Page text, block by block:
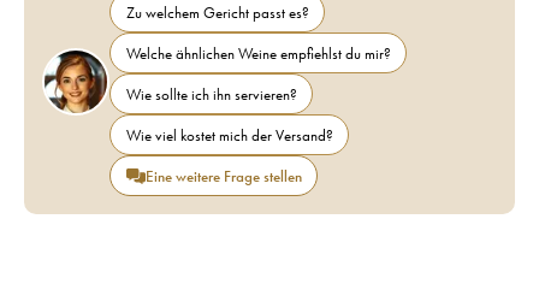
Zu welchem Gericht passt es?
Welche ähnlichen Weine empfiehlst du mir?
Wie sollte ich ihn servieren?
Wie viel kostet mich der Versand?
Eine weitere Frage stellen